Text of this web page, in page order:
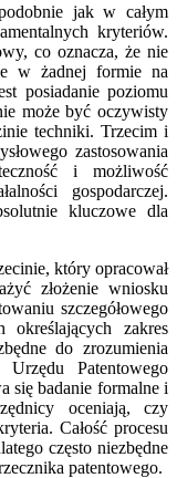
jak w całym
kryteriów.
co oznacza, że nie
w żadnej formie na
posiadanie poziomu
może być oczywisty
techniki. Trzecim i
zastosowania
i możliwość
gospodarczej.
kluczowe dla
który opracował
złożenie wniosku
szczegółowego
określających zakres
do zrozumienia
Patentowego
się badanie formalne i
oceniają, czy
Całość procesu
często niezbędne
patentowego.